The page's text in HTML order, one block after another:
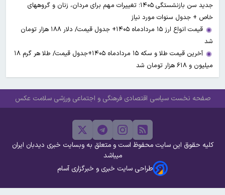
جدید سن بازنشستگی ۱۴۰۵؛ تغییرات مهم برای مردان، زنان و گروههای
خاص + جدول سنوات مورد نیاز
قیمت انواع ارز ۱۵ مردادماه ۱۴۰۵+ جدول قیمت/ دلار ۱۸۸ هزار تومان
شد
آخرین قیمت طلا و سکه ۱۵ مردادماه ۱۴۰۵+جدول قیمت/ طلا هر گرم ۱۸
میلیون و ۶۱۸ هزار تومان شد
صفحه نخست سیاسی اقتصادی فرهنگی و اجتماعی ورزشی سلامت عکس
کلیه حقوق این سایت محفوظ است و متعلق به وبسایت خبری دیدبان ایران
میباشد
طراحی سایت خبری و خبرگزاری آسام